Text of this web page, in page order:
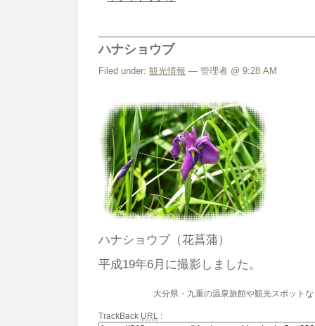
ハナショウブ
Filed under: 観光情報 — 管理者 @ 9:28 AM
ハナショウブ（花菖蒲）
平成19年6月に撮影しました。
大分県・九重の温泉旅館や観光スポット
TrackBack URL :